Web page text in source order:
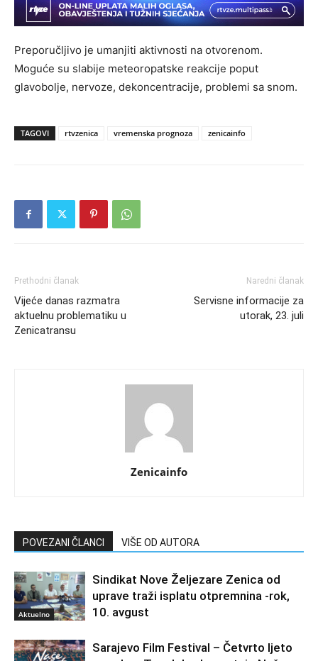
Preporučljivo je umanjiti aktivnosti na otvorenom.
Moguće su slabije meteoropatske reakcije poput
glavobolje, nervoze, dekoncentracije, problemi sa snom.
TAGOVI rtvzenica vremenska prognoza zenicainfo
Prethodni članak
Vijeće danas razmatra
aktuelnu problematiku u
Zenicatransu
Naredni članak
Servisne informacije za
utorak, 23. juli
Zenicainfo
POVEZANI ČLANCI VIŠE OD AUTORA
Aktuelno
Sindikat Nove Željezare Zenica od
uprave traži isplatu otpremnina -rok,
10. avgust
Sarajevo Film Festival – Četvrto ljeto